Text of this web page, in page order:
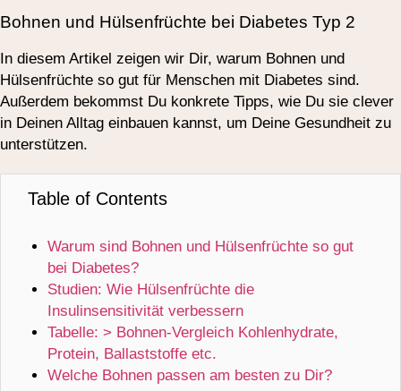
Bohnen und Hülsenfrüchte bei Diabetes Typ 2
In diesem Artikel zeigen wir Dir, warum Bohnen und
Hülsenfrüchte so gut für Menschen mit Diabetes sind.
Außerdem bekommst Du konkrete Tipps, wie Du sie clever
in Deinen Alltag einbauen kannst, um Deine Gesundheit zu
unterstützen.
Table of Contents
Warum sind Bohnen und Hülsenfrüchte so gut
bei Diabetes?
Studien: Wie Hülsenfrüchte die
Insulinsensitivität verbessern
Tabelle: > Bohnen-Vergleich Kohlenhydrate,
Protein, Ballaststoffe etc.
Welche Bohnen passen am besten zu Dir?